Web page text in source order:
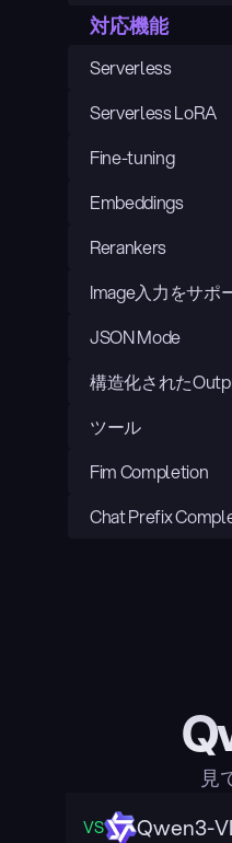
対応機能
Serverless
Serverless LoRA
Fine-tuning
Embeddings
Rerankers
Image入力をサポ
JSON Mode
構造化された
ツール
Fim Completion
Chat Prefix
見
VS Qwen3-